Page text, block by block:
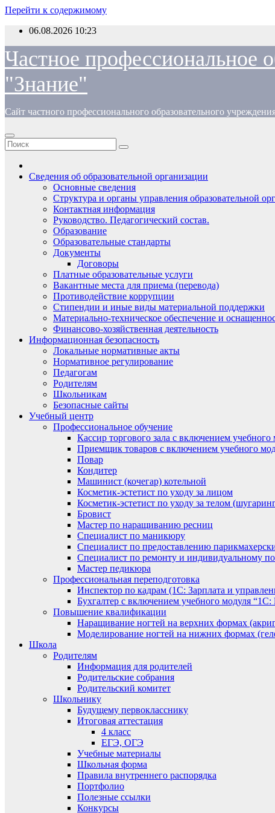
Перейти к содержимому
06.08.2026 10:23
Частное профессиональное
"Знание"
Сайт частного профессионального образовательного
Сведения об образовательной организации
Основные сведения
Структура и органы управления образовательной
Контактная информация
Руководство. Педагогический состав.
Образование
Образовательные стандарты
Документы
Договоры
Платные образовательные услуги
Вакантные места для приема (перевода)
Противодействие коррупции
Стипендии и иные виды материальной поддержки
Материально-техническое обеспечение и
Финансово-хозяйственная деятельность
Информационная безопасность
Локальные нормативные акты
Нормативное регулирование
Педагогам
Родителям
Школьникам
Безопасные сайты
Учебный центр
Профессиональное обучение
Кассир торгового зала с включением
Приемщик товаров с включением учебного
Повар
Кондитер
Машинист (кочегар) котельной
Косметик-эстетист по уходу за лицом
Косметик-эстетист по уходу за телом
Бровист
Мастер по наращиванию ресниц
Специалист по маникюру
Специалист по предоставлению
Специалист по ремонту и индивидуальному
Мастер педикюра
Профессиональная переподготовка
Инспектор по кадрам (1С: Зарплата и
Бухгалтер с включением учебного модуля
Повышение квалификации
Наращивание ногтей на верхних формах
Моделирование ногтей на нижних формах
Школа
Родителям
Информация для родителей
Родительские собрания
Родительский комитет
Школьнику
Будущему первокласснику
Итоговая аттестация
4 класс
ЕГЭ, ОГЭ
Учебные материалы
Школьная форма
Правила внутреннего распорядка
Портфолио
Полезные ссылки
Конкурсы